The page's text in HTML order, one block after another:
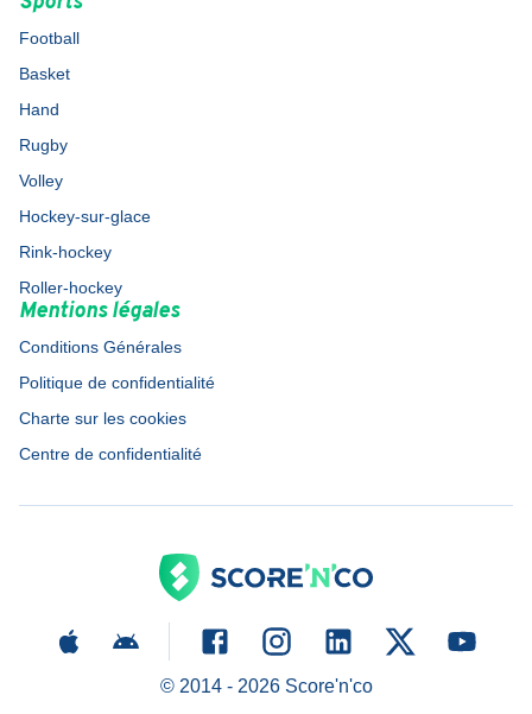
Football
Basket
Hand
Rugby
Volley
Hockey-sur-glace
Rink-hockey
Roller-hockey
Mentions légales
Conditions Générales
Politique de confidentialité
Charte sur les cookies
Centre de confidentialité
© 2014 - 2026Score'n'co